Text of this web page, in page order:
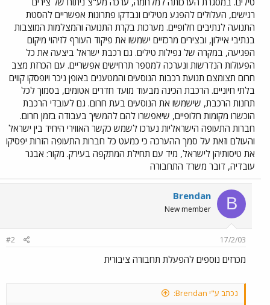
רגישים, העלולים להפגע מטילים ונבדקו פתרונות אפשריים להסטת
התנועה לנתיבים חלופיים. מערכות בקרת התנועה והמצלמות המוצבות
בנתיבי איילון, ובצירים מרכזיים ישמשו את פיקוד העורף לזיהוי מיקום
הפגיעה, במקרה של נפילות טילים. גם רכבת ישראל ביצעה את כל
הפעולות הנדרשות ונערכה למספר תרחישים אפשריים. עם הכרזת מצב
חרום תצומצם תנועת רכבות הנוסעים והמטענים באופן ניכר ויופסקו קווים
בלתי חיוניים. הרכבת הכינה מבעוד מועד חדרים אטומים, בסמוך לכל
תחנות הרכבת, שישמשו את הנוסעים בעת חרום. גם לעובדי הרכבת
הוכשרו מקומות חלופיים, שיאפשרו להם להמשיך בעבודה בזמן חרום.
חברות התעופה הישראליות נערכו לשמש כקשר האווירי היחיד בין ישראל
והעולם וזאת על סמך ההערכה כי כמעט כל חברות התעופה הזרות יפסיקו
את טיסותיהן לישראל, מיד עם תחילת המתקפה בעירק. מקור: אבנר
עובדיה, דובר משרד התחבורה
B
Brendan
New member
17/2/03
#2
מכרזים נוספים להפעלת תחבורה ציבורית
נכתב ע"י Brendan: